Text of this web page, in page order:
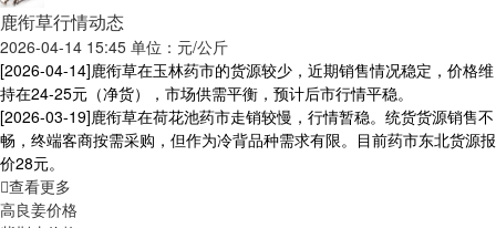
鹿衔草行情动态
2026-04-14 15:45 单位：元/公斤
[2026-04-14]鹿衔草在玉林药市的货源较少，近期销售情况稳定，价格维
持在24-25元（净货），市场供需平衡，预计后市行情平稳。
[2026-03-19]鹿衔草在荷花池药市走销较慢，行情暂稳。统货货源销售不
畅，终端客商按需采购，但作为冷背品种需求有限。目前药市东北货源报
价28元。
查看更多
高良姜价格